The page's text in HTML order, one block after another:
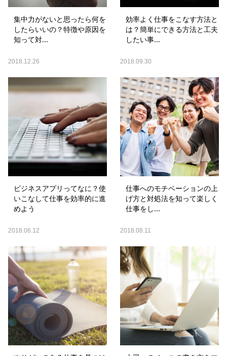
集中力がないと思ったら何を
したらいいの？特徴や原因を
知って対...
2018.12.26
効率よく仕事をこなす方法と
は？簡単にできる方法と工夫
したい事...
2018.09.30
ビジネスアプリってなに？使
いこなして仕事を効率的に進
めよう
2018.06.12
仕事へのモチベーションの上
げ方と対処法を知って楽しく
仕事をし...
2018.08.11